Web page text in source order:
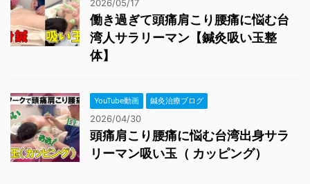
2026/05/17
働き過ぎて頭痛肩こり腰痛に悩む台
湾人サラリーマン【鍼灸吸い玉整
体】
YouTube動画 鍼灸治療ブログ
2026/04/30
頭痛肩こり腰痛に悩む台湾出身サラ
リーマン吸い玉（ カッピング）